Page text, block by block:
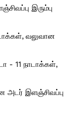
இரும்பு
வலுவான
- 11 நாடாக்கள்,
அடர் இளஞ்சிவப்பு